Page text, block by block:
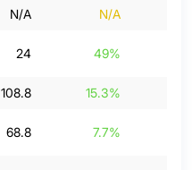
N/A N/A
24 49%
108.8 15.3%
68.8 7.7%